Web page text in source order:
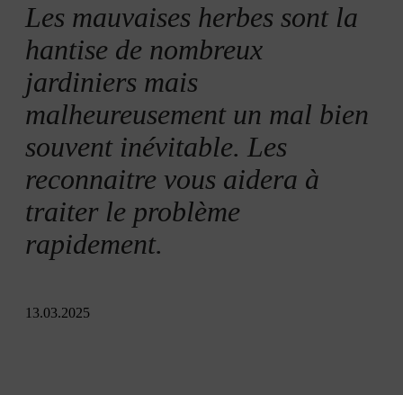
Les mauvaises herbes sont la
hantise de nombreux
jardiniers mais
malheureusement un mal bien
souvent inévitable. Les
reconnaitre vous aidera à
traiter le problème
rapidement.
13.03.2025
Comment reconnaître les mauvaises herbes
Comment éliminer les mauvaises herbes